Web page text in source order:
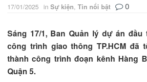
17/01/2025 in Sự kiện, Tin nổi bật 0
Sáng 17/1, Ban Quản lý dự án
công trình giao thông TP.HCM đã
thành công trình đoạn kênh Hàng
Quận 5.